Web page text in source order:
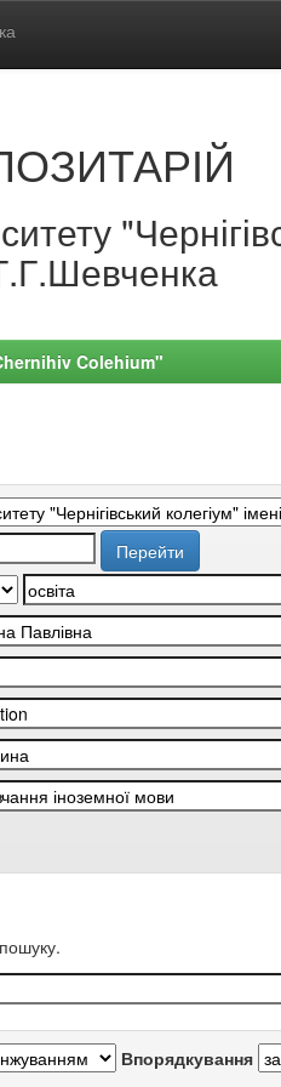
Colehium"
Впорядкування